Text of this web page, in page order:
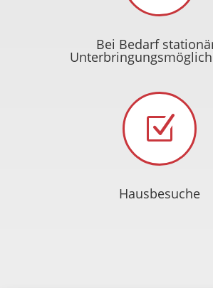
Bei Bedarf
Z
Hausbesuche